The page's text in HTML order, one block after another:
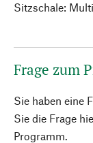
Sitzschale:
Frage zum
Sie haben eine
Sie die Frage
Programm.